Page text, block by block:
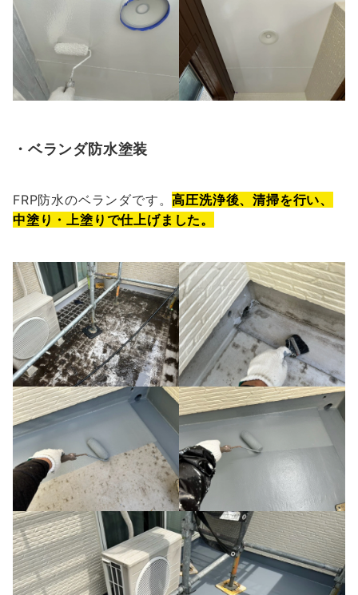
・ベランダ防水塗装
FRP防水のベランダです。高圧洗浄後、清掃を行い、
中塗り・上塗りで仕上げました。